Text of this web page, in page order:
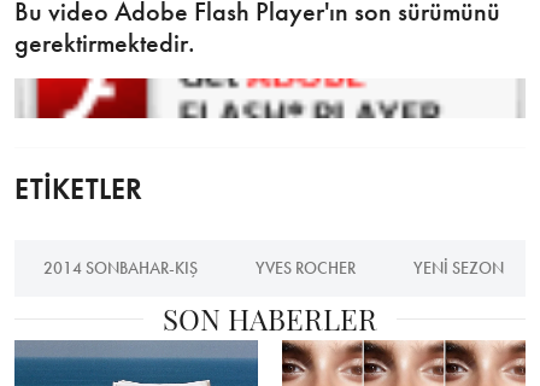
Bu video Adobe Flash Player'ın son sürümünü
gerektirmektedir.
ETİKETLER
2014 SONBAHAR-KIŞ YVES ROCHER YENI SEZON
SON HABERLER